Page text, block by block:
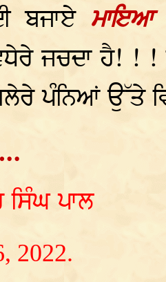
ਬਜਾਏ ਮਾਇਆ
ਜਚਦਾ ਹੈ!
ਪੰਨਿਆਂ ਉੱਤੇ
ਪਾਲ
2022.